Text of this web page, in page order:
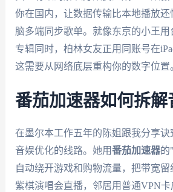
你在国内，让数据传输比本地播放
脑多端同步歌单。就像东京的小王
专辑同时，柏林女友正用同账号在
这需要从网络底层重构你的数字位置
番茄加速器如何拆解
在墨尔本工作五年的陈姐跟我分享诀
音娱优化的线路。她用番茄加速器的
自动绕开游戏和购物流量，把带宽
紫棋演唱会直播，邻居用普通VPN卡